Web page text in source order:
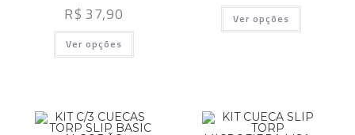
R$ 37,90
Ver opções
Ver opções